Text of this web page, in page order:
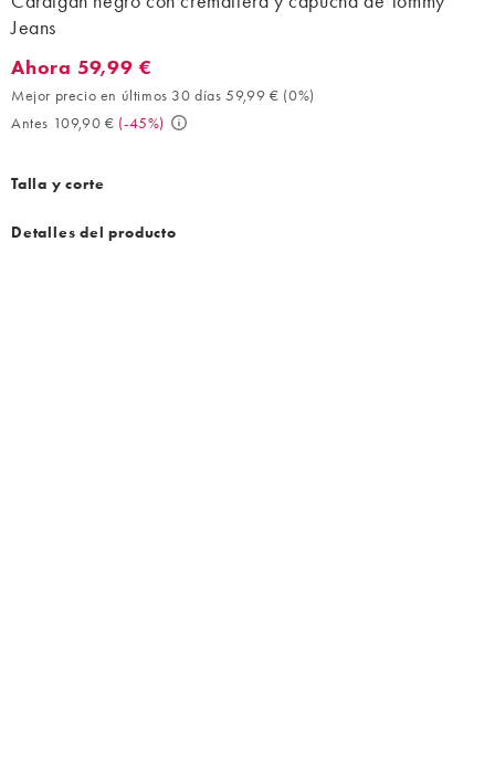
Jeans
Ahora 59,99 €. Mejor precio en últimos 30 días 59,99 € (0%).
Ahora 59,99 €
Mejor precio en últimos 30 días 59,99 € (0%)
Antes 109,90 € (-45%)
Talla y corte
Detalles del producto